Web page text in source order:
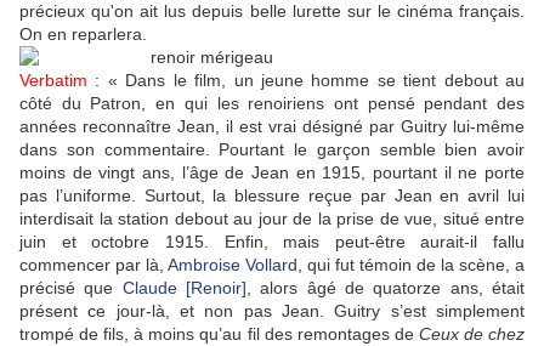
précieux qu'on ait lus depuis belle lurette sur le cinéma français.
On en reparlera.
Verbatim : « Dans le film, un jeune homme se tient debout au
côté du Patron, en qui les renoiriens ont pensé pendant des
années reconnaître Jean, il est vrai désigné par Guitry lui-même
dans son commentaire. Pourtant le garçon semble bien avoir
moins de vingt ans, l’âge de Jean en 1915, pourtant il ne porte
pas l’uniforme. Surtout, la blessure reçue par Jean en avril lui
interdisait la station debout au jour de la prise de vue, situé entre
juin et octobre 1915. Enfin, mais peut-être aurait-il fallu
commencer par là, Ambroise Vollard , qui fut témoin de la scène, a
précisé que Claude [Renoir] , alors âgé de quatorze ans, était
présent ce jour-là, et non pas Jean. Guitry s’est simplement
trompé de fils, à moins qu’au fil des remontages de Ceux de chez